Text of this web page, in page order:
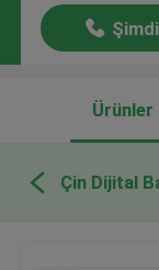
Ürünler
Çin Dijital